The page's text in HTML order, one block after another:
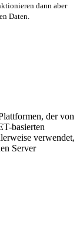
dann aber
Daten.
der von
basierten
verwendet,
Server